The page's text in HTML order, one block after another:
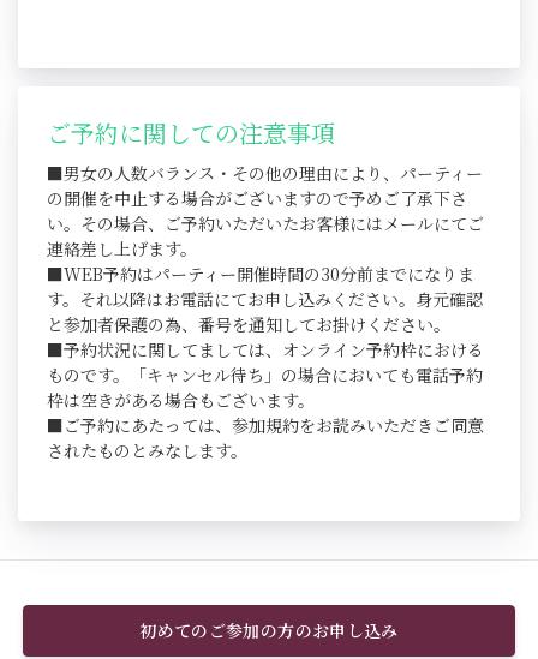
ご予約に関しての注意事項
■男女の人数バランス・その他の理由により、パーティー
の開催を中止する場合がございますので予めご了承下さ
い。その場合、ご予約いただいたお客様にはメールにてご
連絡差し上げます。
■WEB予約はパーティー開催時間の30分前までになりま
す。それ以降はお電話にてお申し込みください。身元確認
と参加者保護の為、番号を通知してお掛けください。
■予約状況に関してましては、オンライン予約枠における
ものです。「キャンセル待ち」の場合においても電話予約
枠は空きがある場合もございます。
■ご予約にあたっては、参加規約をお読みいただきご同意
されたものとみなします。
初めてのご参加の方のお申し込み